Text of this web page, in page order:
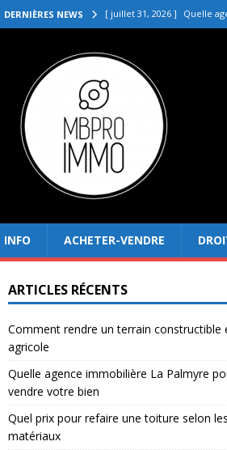
DERNIÈRES NEWS [ juillet 31, 2026 ] Quelle
[ juillet 27, 2026 ]
[ juillet 23, 2026 ]
[ juillet 19, 2026 ]
[ août 4, 2026 ]
INFO ACHETER-VENDRE
ARTICLES RÉCENTS
Comment rendre un terrain constructible
agricole
Quelle agence immobilière La Palmyre
vendre votre bien
Quel prix pour refaire une toiture selon les
matériaux